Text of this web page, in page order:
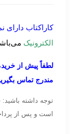
کاراکتاب دارای
الکترونیک
لطفاً پیش از
مندرج تماس
توجه داشته
است و پس از